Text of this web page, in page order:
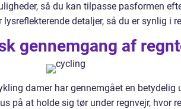
så du kan tilpasse pasformen
lysreflekterende detaljer, så du er synlig i
gennemgang af
damer har gennemgået en
på at holde sig tør under regnvejr, hvor